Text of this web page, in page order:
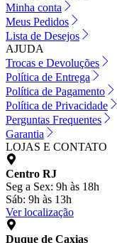
Minha conta
Meus Pedidos
Lista de Desejos
AJUDA
Trocas e Devoluções
Política de Entrega
Política de Pagamento
Política de Privacidade
Perguntas Frequentes
Garantia
LOJAS E CONTATO
Centro RJ
Seg a Sex: 9h às 18h
Sáb: 9h às 13h
Ver localização
Duque de Caxias